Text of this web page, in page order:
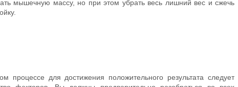
мышечную массу, но при этом убрать весь лишний вес и сжечь
процессе для достижения положительного результата следует